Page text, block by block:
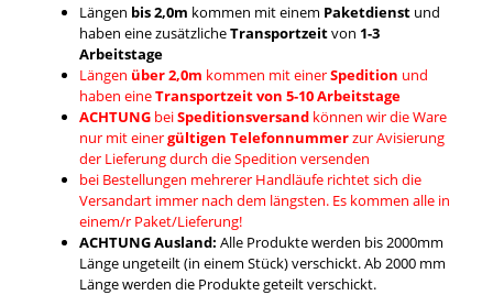
Längen bis 2,0m kommen mit einem Paketdienstund
haben eine zusätzlicheTransportzeitvon 1-3
Arbeitstage
Längen über 2,0m kommen mit einerSpedition und
haben eineTransportzeit von 5-10 Arbeitstage
ACHTUNGbeiSpeditionsversandkönnen wir die Ware
nur mit einergültigen Telefonnummerzur Avisierung
der Lieferung durch die Spedition versenden
bei Bestellungen mehrerer Handläufe richtet sich die
Versandart immer nach dem längsten. Es kommen alle in
einem/r Paket/Lieferung!
ACHTUNG Ausland: Alle Produkte werden bis 2000mm
Länge ungeteilt (in einem Stück) verschickt. Ab 2000 mm
Länge werden die Produkte geteilt verschickt.